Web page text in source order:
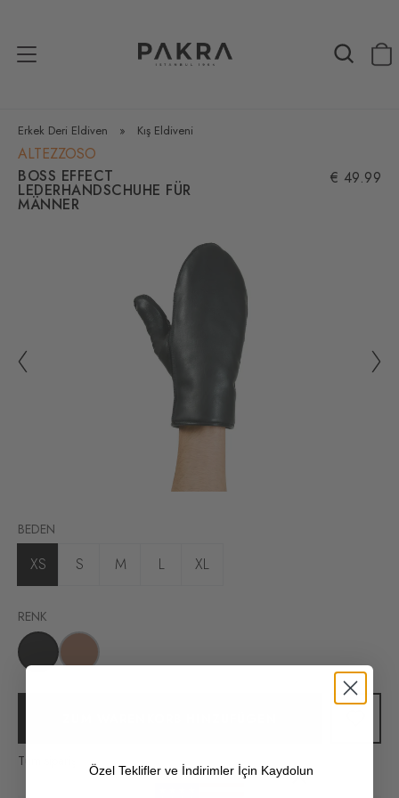
Erkek Deri Eldiven » Kış Eldiveni
ALTEZZOSO
BOSS EFFECT
LEDERHANDSCHUHE FÜR
MÄNNER
€ 49.99
BEDEN
XS S M L XL
RENK
Tüm siparişlerinizde kargo ücretsiz!
Özel Teklifler ve İndirimler İçin Kaydolun